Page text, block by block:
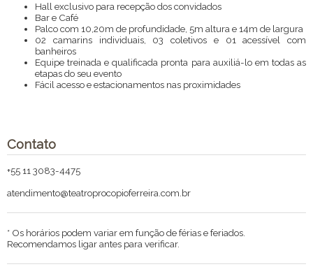
Hall exclusivo para recepção dos convidados
Bar e Café
Palco com 10,20m de profundidade, 5m altura e 14m de largura
02 camarins individuais, 03 coletivos e 01 acessível com
banheiros
Equipe treinada e qualificada pronta para auxiliá-lo em todas as
etapas do seu evento
Fácil acesso e estacionamentos nas proximidades
Contato
+55 11 3083-4475
atendimento@teatroprocopioferreira.com.br
* Os horários podem variar em função de férias e feriados.
Recomendamos ligar antes para verificar.